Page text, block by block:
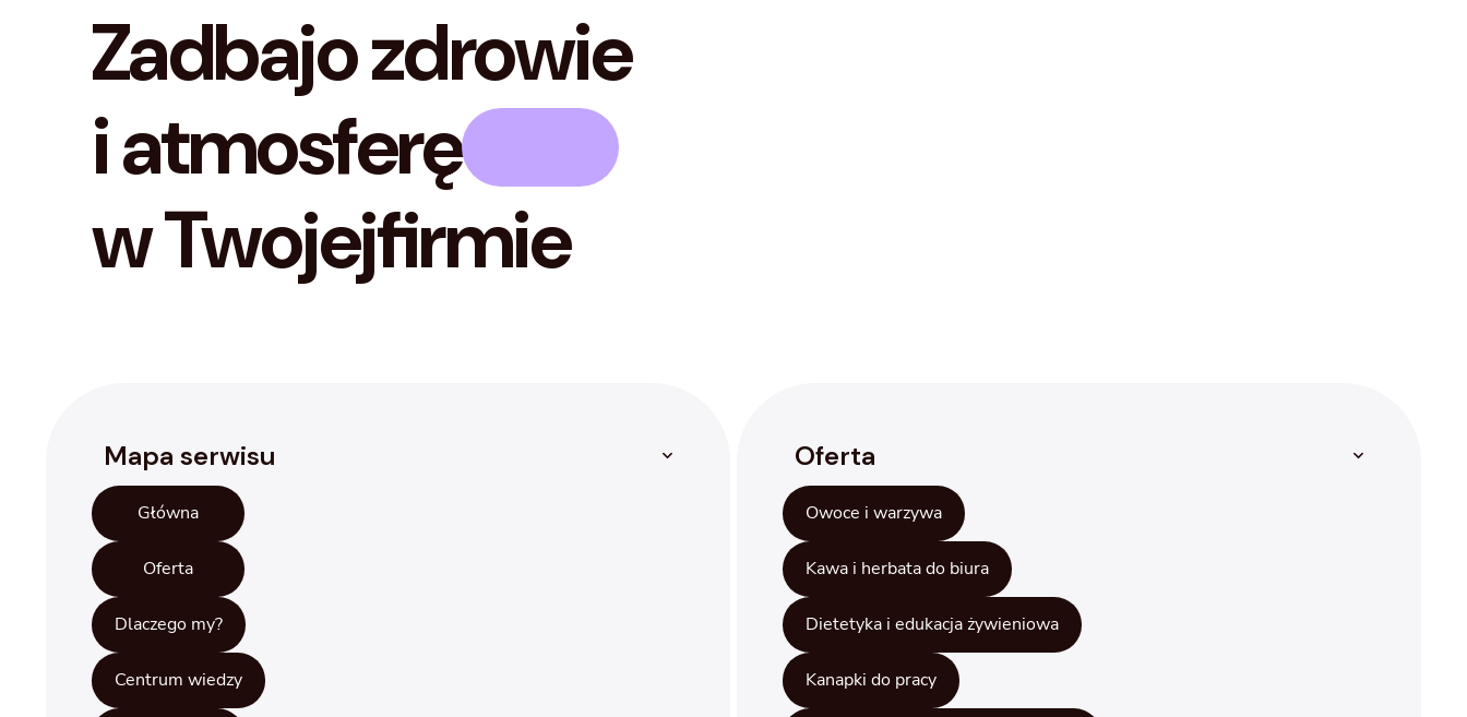
Zadbajo zdrowie
i atmosferę
w Twojejfirmie
Mapa serwisu
Główna
Oferta
Dlaczego my?
Centrum wiedzy
Oferta
Owoce i warzywa
Kawa i herbata do biura
Dietetyka i edukacja żywieniowa
Kanapki do pracy